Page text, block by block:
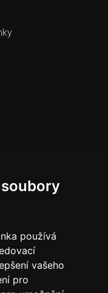
používá
vašeho
pro